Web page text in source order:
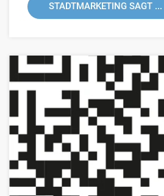
STADTMARKETING SAGT ...